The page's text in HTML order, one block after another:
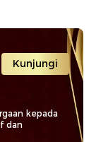
Kunjungi
kepada
dan